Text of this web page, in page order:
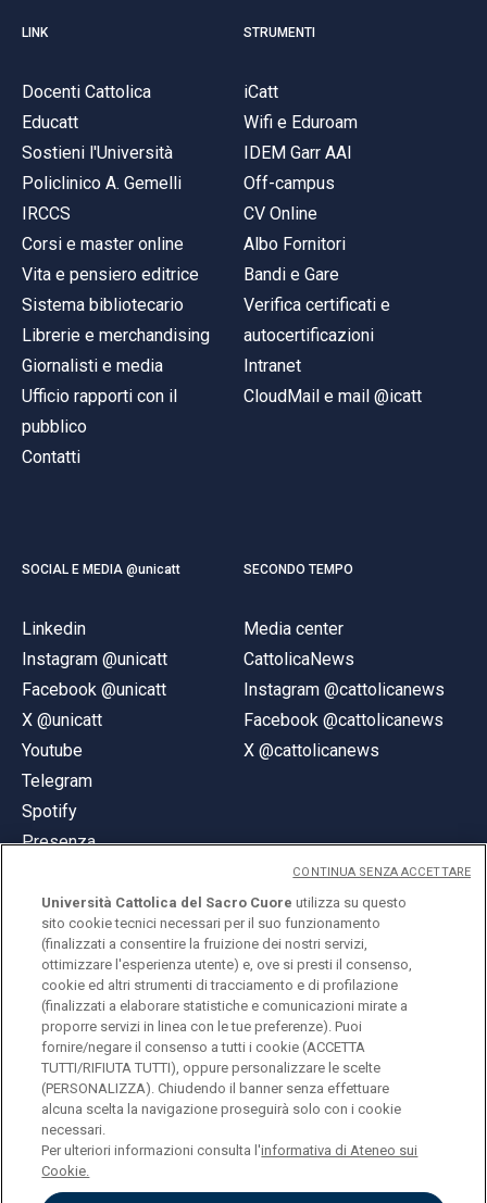
LINK
Docenti Cattolica
Educatt
Sostieni l'Università
Policlinico A. Gemelli
IRCCS
Corsi e master online
Vita e pensiero editrice
Sistema bibliotecario
Librerie e merchandising
Giornalisti e media
Ufficio rapporti con il
pubblico
Contatti
STRUMENTI
iCatt
Wifi e Eduroam
IDEM Garr AAI
Off-campus
CV Online
Albo Fornitori
Bandi e Gare
Verifica certificati e
autocertificazioni
Intranet
CloudMail e mail @icatt
SOCIAL E MEDIA @unicatt
Linkedin
Instagram @unicatt
Facebook @unicatt
X @unicatt
Youtube
Telegram
Spotify
Presenza
SECONDO TEMPO
Media center
CattolicaNews
Instagram @cattolicanews
Facebook @cattolicanews
X @cattolicanews
© Università Cattolica del Sacro Cuore
Largo A. Gemelli 1, 20123 Milano
PI 02133120150
ENGLISH
Università Cattolica del Sacro Cuore utilizza su questo
sito cookie tecnici necessari per il suo funzionamento
(finalizzati a consentire la fruizione dei nostri servizi,
ottimizzare l'esperienza utente) e, ove si presti il consenso,
cookie ed altri strumenti di tracciamento e di profilazione
(finalizzati a elaborare statistiche e comunicazioni mirate a
proporre servizi in linea con le tue preferenze). Puoi
fornire/negare il consenso a tutti i cookie (ACCETTA
TUTTI/RIFIUTA TUTTI), oppure personalizzare le scelte
(PERSONALIZZA). Chiudendo il banner senza effettuare
alcuna scelta la navigazione proseguirà solo con i cookie
necessari.
Per ulteriori informazioni consulta l'informativa di Ateneo sui
Cookie.
CONTINUA SENZA ACCETTARE